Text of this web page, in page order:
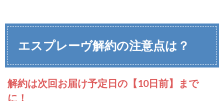
エスプレーヴ解約の注意点は？
解約は次回お届け予定日の【10日前】まで
に！